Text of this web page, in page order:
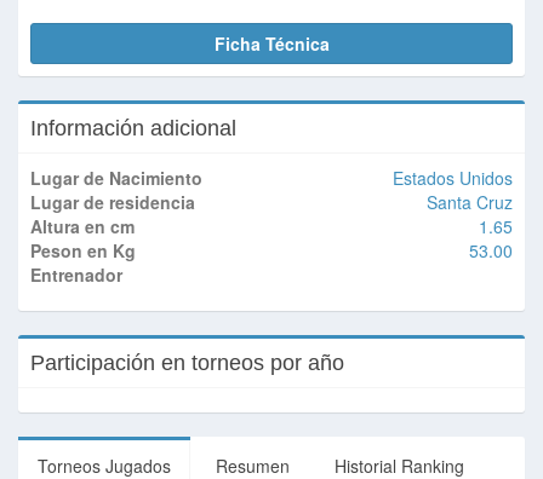
Ficha Técnica
Información adicional
Lugar de Nacimiento
Estados Unidos
Lugar de residencia
Santa Cruz
Altura en cm
1.65
Peson en Kg
53.00
Entrenador
Participación en torneos por año
Torneos Jugados Resumen Historial Ranking